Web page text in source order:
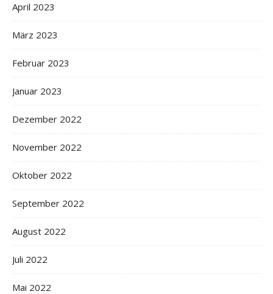
April 2023
März 2023
Februar 2023
Januar 2023
Dezember 2022
November 2022
Oktober 2022
September 2022
August 2022
Juli 2022
Mai 2022